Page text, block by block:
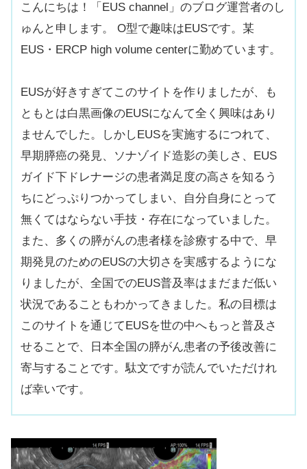
こんにちは！「EUS channel」のブログ運営者のし
ゅんと申します。 O型で趣味はEUSです。某
EUS・ERCP high volume centerに勤めています。
EUSが好きすぎてこのサイトを作りましたが、も
ともとは白黒画像のEUSになんて全く興味はあり
ませんでした。しかしEUSを実施するにつれて、
早期膵癌の発見、ソナゾイド造影の美しさ、EUS
ガイド下ドレナージの患者満足度の高さを知るう
ちにどっぷりつかってしまい、自分自身にとって
無くてはならない手技・存在になっていました。
また、多くの膵がんの患者様を診療する中で、早
期発見のためのEUSの大切さを実感するようにな
りましたが、全国でのEUS普及率はまだまだ低い
状況であることもわかってきました。私の目標は
このサイトを通じてEUSを世の中へもっと普及さ
せることで、日本全国の膵がん患者の予後改善に
寄与することです。駄文ですが読んでいただけれ
ば幸いです。